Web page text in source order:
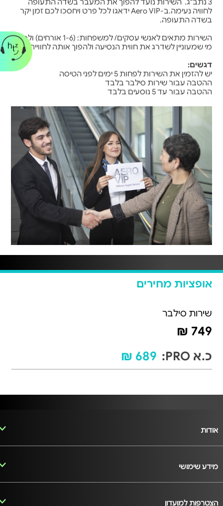
3 נתב"ג. השירות נועד להפוך את המעבר בשדה התעופה
לחוויה נעימה.ב-Aero VIP ידאגו לכל פרט ויחסכו לכם זמן יקר
בשדה התעופה.
השירות מתאים לאנשי עסקים/ למשפחות: (1-6 אורחים) ולכל
מי שמעוניין לשדרג את חווית הנסיעה ולהפוך אותה לחוויית VIP.
דגשים:
יש להזמין את השירות לפחות 5 ימים לפני הטיסה
ההטבה עבור שירות סילבר בלבד
ההטבה עבור עד 5 נוסעים בלבד
אופציות מחירים
שירות סילבר
749 ₪
כ.א PRO:
689 ₪
אודות
מידע שימושי
הצטרפות למועדון